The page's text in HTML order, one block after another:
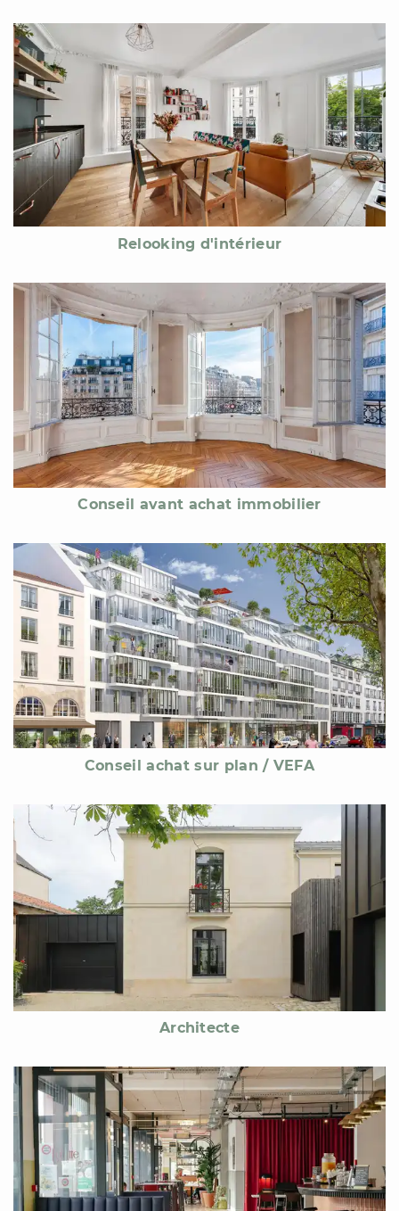
Relooking d'intérieur
Conseil avant achat immobilier
Conseil achat sur plan / VEFA
Architecte